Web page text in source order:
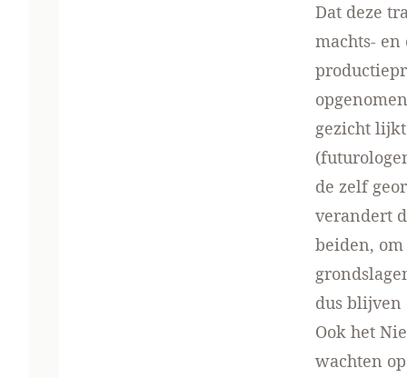
Dat deze
machts-
gezicht
de zelf
verandert
beiden, om
dus blijven
Ook het
wachten